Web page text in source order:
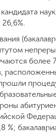
более